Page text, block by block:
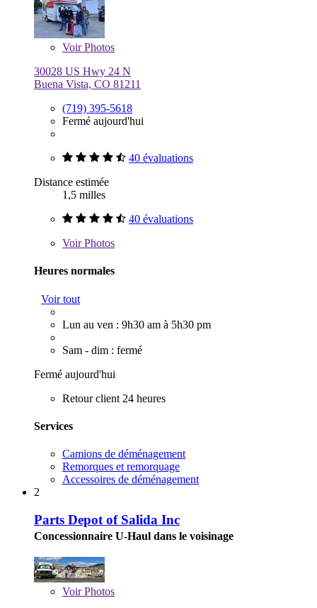
VoirPhotos
30028 US Hwy 24 N
Buena Vista, CO 81211
(719) 395-5618
Fermé aujourd'hui
40 évaluations
Distance estimée
1,5 milles
40 évaluations
VoirPhotos
Heures normales
Voir tout
Lun au ven : 9h30 am à 5h30 pm
Sam - dim : fermé
Fermé aujourd'hui
Retour client 24 heures
Services
Camions de déménagement
Remorques et remorquage
Accessoires de déménagement
2
Parts Depot of Salida Inc
Concessionnaire U-Haul dans le voisinage
VoirPhotos